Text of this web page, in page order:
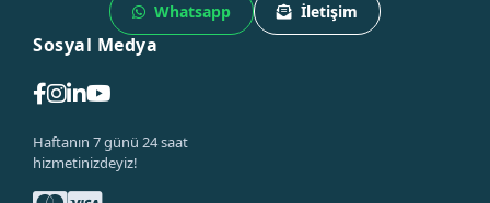
Whatsapp İletişim
Sosyal Medya
Haftanın 7 günü 24 saat
hizmetinizdeyiz!